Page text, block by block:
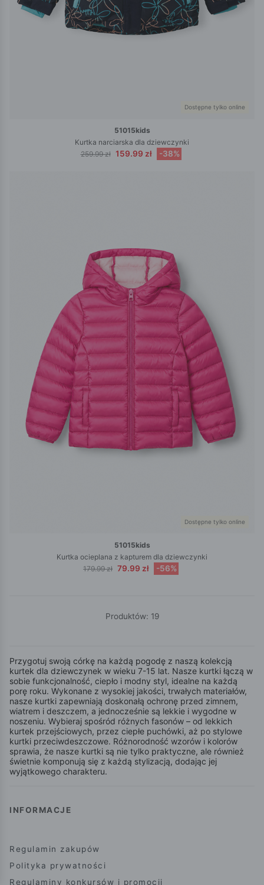
Dostępne tylko online
51015kids
Kurtka narciarska dla dziewczynki
259.99 zł 159.99 zł -38%
Dostępne tylko online
51015kids
Kurtka ocieplana z kapturem dla dziewczynki
179.99 zł 79.99 zł -56%
Produktów: 19
Przygotuj swoją córkę na każdą pogodę z naszą kolekcją
kurtek dla dziewczynek w wieku 7-15 lat. Nasze kurtki łączą w
sobie funkcjonalność, ciepło i modny styl, idealne na każdą
porę roku. Wykonane z wysokiej jakości, trwałych materiałów,
nasze kurtki zapewniają doskonałą ochronę przed zimnem,
wiatrem i deszczem, a jednocześnie są lekkie i wygodne w
noszeniu. Wybieraj spośród różnych fasonów – od lekkich
kurtek przejściowych, przez ciepłe puchówki, aż po stylowe
kurtki przeciwdeszczowe. Różnorodność wzorów i kolorów
sprawia, że nasze kurtki są nie tylko praktyczne, ale również
świetnie komponują się z każdą stylizacją, dodając jej
wyjątkowego charakteru.
INFORMACJE
Regulamin zakupów
Polityka prywatności
Regulaminy konkursów i promocji